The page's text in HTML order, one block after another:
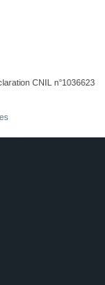
CNIL n°1036623